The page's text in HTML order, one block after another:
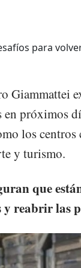
para
Giammattei
próximos
los
y turismo.
que
reabrir las